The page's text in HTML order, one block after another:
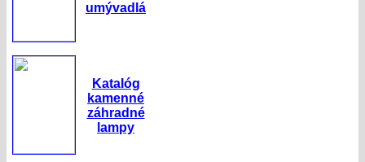
umývadlá
Katalóg
kamenné
záhradné
lampy